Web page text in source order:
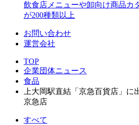
飲食店メニューや卸向け商品カ
が200種類以上
お問い合わせ
運営会社
TOP
企業団体ニュース
食品
上大岡駅直結「京急百貨店」
京急店
すべて